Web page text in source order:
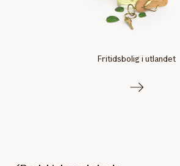
Fritidsbolig i utlandet